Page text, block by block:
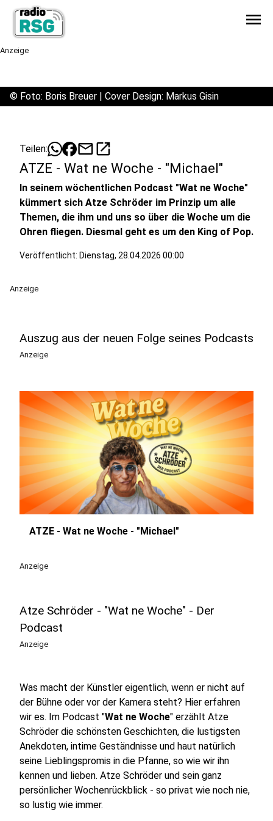
menu
Anzeige
© Foto: Boris Breuer | Cover Design: Markus Gisin
Teilen: mailopen_in_new
ATZE - Wat ne Woche - "Michael"
In seinem wöchentlichen Podcast "Wat ne Woche"
kümmert sich Atze Schröder im Prinzip um alle
Themen, die ihm und uns so über die Woche um die
Ohren fliegen. Diesmal geht es um den King of Pop.
Veröffentlicht: Dienstag, 28.04.2026 00:00
Anzeige
Auszug aus der neuen Folge seines Podcasts
Anzeige
ATZE - Wat ne Woche - "Michael"
Anzeige
Atze Schröder - "Wat ne Woche" - Der
Podcast
Anzeige
Was macht der Künstler eigentlich, wenn er nicht auf
der Bühne oder vor der Kamera steht? Hier erfahren
wir es. Im Podcast "Wat ne Woche" erzählt Atze
Schröder die schönsten Geschichten, die lustigsten
Anekdoten, intime Geständnisse und haut natürlich
seine Lieblingspromis in die Pfanne, so wie wir ihn
kennen und lieben. Atze Schröder und sein ganz
persönlicher Wochenrückblick - so privat wie noch nie,
so lustig wie immer.